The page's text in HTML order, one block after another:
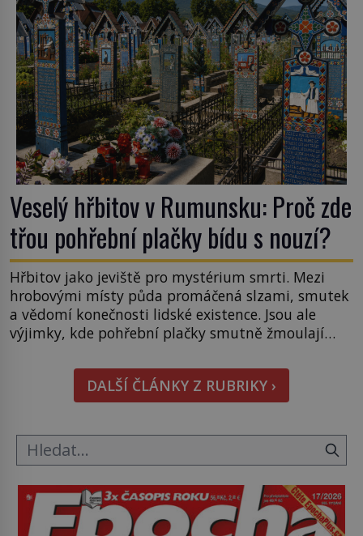
Veselý hřbitov v Rumunsku: Proč zde
třou pohřební plačky bídu s nouzí?
Hřbitov jako jeviště pro mystérium smrti. Mezi
hrobovými místy půda promáčená slzami, smutek
a vědomí konečnosti lidské existence. Jsou ale
výjimky, kde pohřební plačky smutně žmoulají
pohledu na výši vyměřené podpory
v nezaměstnanosti. Kam vás pozveme? Unikátní
hřbitov, který si vysloužil název „Veselý“, najdeme
DALŠÍ ČLÁNKY Z RUBRIKY ›